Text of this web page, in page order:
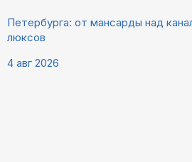
Петербурга: от мансарды над
люксов
4 авг 2026